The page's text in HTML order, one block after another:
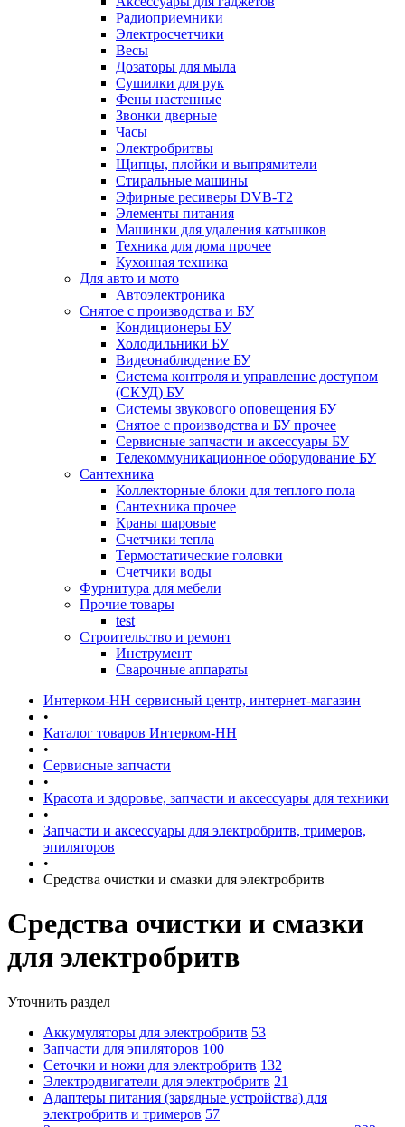
Радиоприемники
Электросчетчики
Весы
Дозаторы для мыла
Сушилки для рук
Фены настенные
Звонки дверные
Часы
Электробритвы
Щипцы, плойки и выпрямители
Стиральные машины
Эфирные ресиверы DVB-T2
Элементы питания
Машинки для удаления катышков
Техника для дома прочее
Кухонная техника
Для авто и мото
Автоэлектроника
Снятое с производства и БУ
Кондиционеры БУ
Холодильники БУ
Видеонаблюдение БУ
Система контроля и управление доступом
(СКУД) БУ
Системы звукового оповещения БУ
Снятое с производства и БУ прочее
Сервисные запчасти и аксессуары БУ
Телекоммуникационное оборудование БУ
Сантехника
Коллекторные блоки для теплого пола
Сантехника прочее
Краны шаровые
Счетчики тепла
Термоcтатические головки
Счетчики воды
Фурнитура для мебели
Прочие товары
test
Строительство и ремонт
Инструмент
Сварочные аппараты
Интерком-НН сервисный центр, интернет-магазин
•
Каталог товаров Интерком-НН
•
Сервисные запчасти
•
Красота и здоровье, запчасти и аксессуары для техники
•
Запчасти и аксессуары для электробритв, тримеров,
эпиляторов
•
Средства очистки и смазки для электробритв
Средства очистки и смазки
для электробритв
Уточнить раздел
Аккумуляторы для электробритв 53
Запчасти для эпиляторов 100
Сеточки и ножи для электробритв 132
Электродвигатели для электробритв 21
Адаптеры питания (зарядные устройства) для
электробритв и тримеров 57